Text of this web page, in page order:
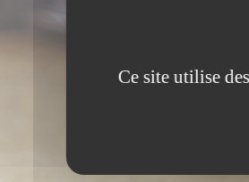
Ce site utilise